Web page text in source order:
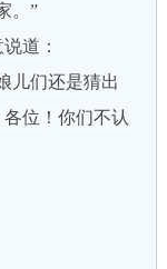
。”
道：
们还是猜出
位！你们不认